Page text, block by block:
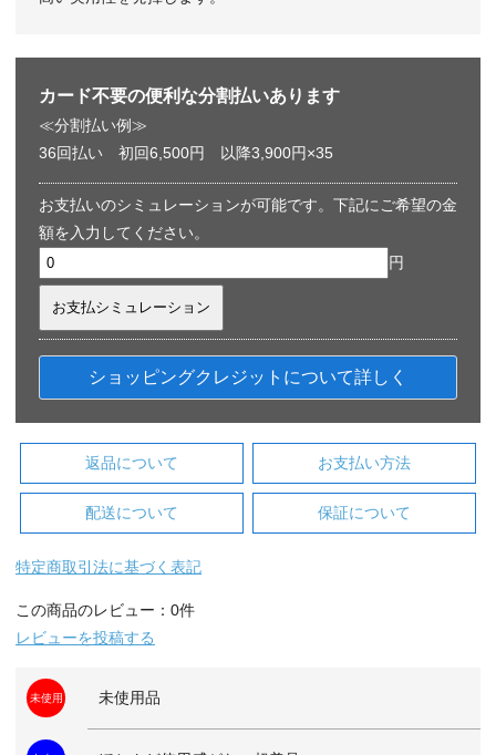
カード不要の便利な分割払いあります
≪分割払い例≫
36回払い 初回6,500円 以降3,900円×35
お支払いのシミュレーションが可能です。下記にご希望の金
額を入力してください。
円
ショッピングクレジットについて詳しく
返品について お支払い方法
配送について 保証について
特定商取引法に基づく表記
この商品のレビュー：0件
レビューを投稿する
未使用 未使用品